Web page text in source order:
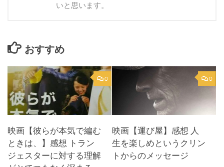
いと思います。
おすすめ
0
映画【彼らが本気で編む
ときは、】感想 トラン
ジェスターに対する理解
0
映画【運び屋】感想 人
生を楽しめというクリン
トからのメッセージ